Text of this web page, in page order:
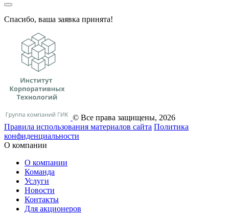
Спасибо, ваша заявка принята!
© Все права защищены, 2026
Правила использования материалов сайта Политика
конфиденциальности
О компании
О компании
Команда
Услуги
Новости
Контакты
Для акционеров